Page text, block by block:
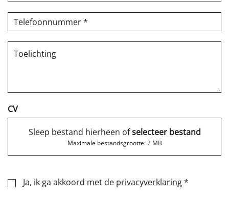
CV
Sleep bestand hierheen ofselecteer bestand
Maximale bestandsgrootte: 2 MB
Ja, ik ga akkoord met de privacyverklaring*